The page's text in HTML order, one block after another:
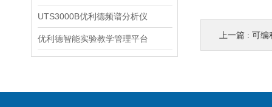
UTS3000B优利德频谱分析仪
优利德智能实验教学管理平台 上一篇 : 可编